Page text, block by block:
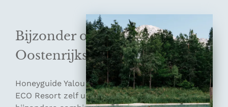
Bijzonder overnachten in de
Oostenrijkse bergen
Honeyguide Yalou mocht Priesteregg Premium
ECO Resort zelf uitproberen en ontdekte een